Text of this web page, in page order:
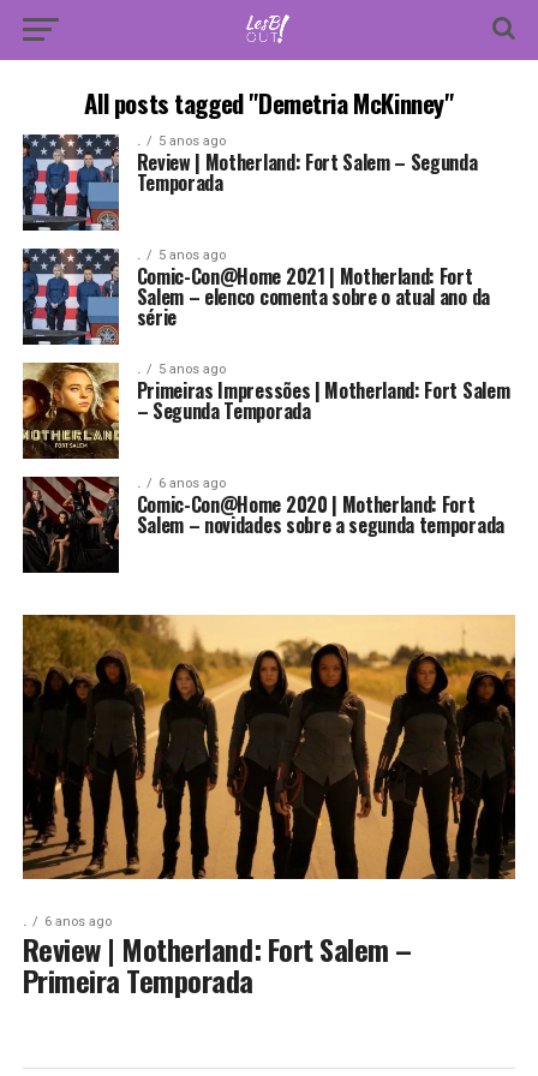
All posts tagged "Demetria McKinney"
. 5 anos ago
Review | Motherland: Fort Salem – Segunda
Temporada
. 5 anos ago
Comic-Con@Home 2021 | Motherland: Fort
Salem – elenco comenta sobre o atual ano da
série
. 5 anos ago
Primeiras Impressões | Motherland: Fort Salem
– Segunda Temporada
. 6 anos ago
Comic-Con@Home 2020 | Motherland: Fort
Salem – novidades sobre a segunda temporada
. 6 anos ago
Review | Motherland: Fort Salem –
Primeira Temporada